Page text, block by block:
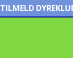
TILMELD